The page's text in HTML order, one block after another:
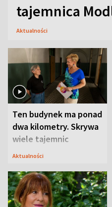
tajemnica
Aktualności
Ten budynek ma ponad
dwa kilometry. Skrywa
wiele tajemnic
Aktualności